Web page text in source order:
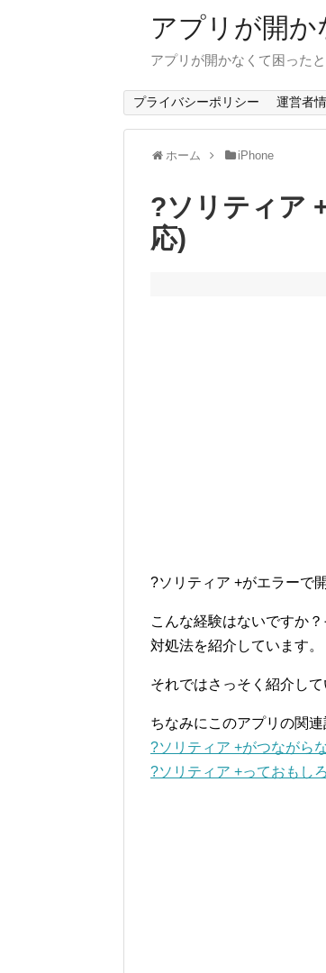
アプリが開
アプリが開かなくて困った
プライバシーポリシー 運営者
ホーム iPhone
?ソリティア
応)
?ソリティア +がエラーで
こんな経験はないですか
対処法を紹介しています。
それではさっそく紹介して
ちなみにこのアプリの関連
?ソリティア +がつながら
?ソリティア +っておもし